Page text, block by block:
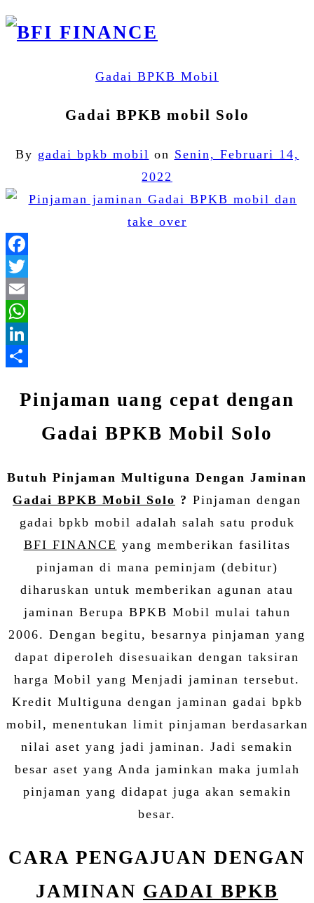
Gadai BPKB Mobil
Gadai BPKB mobil Solo
By gadai bpkb mobil on Senin, Februari 14,
2022
Pinjaman uang cepat dengan
Gadai BPKB Mobil Solo
Butuh Pinjaman Multiguna Dengan Jaminan
Gadai BPKB Mobil Solo ? Pinjaman dengan
gadai bpkb mobil adalah salah satu produk
BFI FINANCE yang memberikan fasilitas
pinjaman di mana peminjam (debitur)
diharuskan untuk memberikan agunan atau
jaminan Berupa BPKB Mobil mulai tahun
2006. Dengan begitu, besarnya pinjaman yang
dapat diperoleh disesuaikan dengan taksiran
harga Mobil yang Menjadi jaminan tersebut.
Kredit Multiguna dengan jaminan gadai bpkb
mobil, menentukan limit pinjaman berdasarkan
nilai aset yang jadi jaminan. Jadi semakin
besar aset yang Anda jaminkan maka jumlah
pinjaman yang didapat juga akan semakin
besar.
CARA PENGAJUAN DENGAN
JAMINAN GADAI BPKB